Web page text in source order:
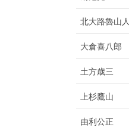
北大路魯山人
大倉喜八郎
土方歳三
上杉鷹山
由利公正